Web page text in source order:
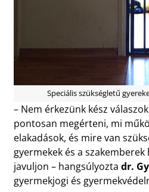
Speciális szükségletű
– Nem érkezünk kész
pontosan megérteni, mi
elakadások, és mire van
gyermekek és a
javuljon – hangsúlyozta dr.
gyermekjogi és